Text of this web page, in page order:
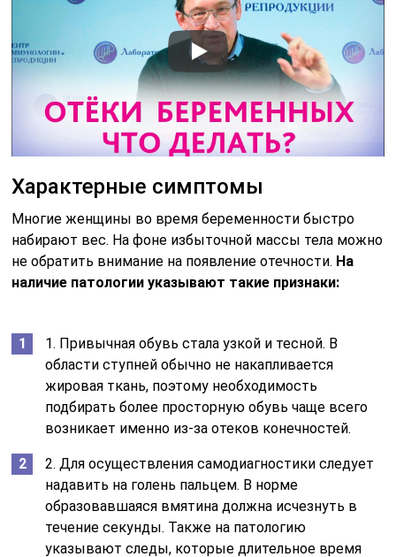
Характерные симптомы
Многие женщины во время беременности быстро
набирают вес. На фоне избыточной массы тела можно
не обратить внимание на появление отечности. На
наличие патологии указывают такие признаки:
1. Привычная обувь стала узкой и тесной. В
области ступней обычно не накапливается
жировая ткань, поэтому необходимость
подбирать более просторную обувь чаще всего
возникает именно из-за отеков конечностей.
2. Для осуществления самодиагностики следует
надавить на голень пальцем. В норме
образовавшаяся вмятина должна исчезнуть в
течение секунды. Также на патологию
указывают следы, которые длительное время